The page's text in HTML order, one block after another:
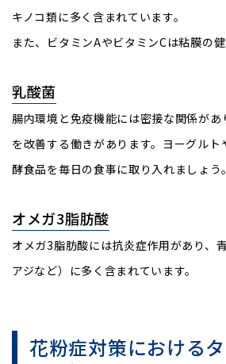
キノコ類に多く含まれています。
また、ビタミンAやビタミンCは粘膜の
乳酸菌
腸内環境と免疫機能には密接な関係が
を改善する働きがあります。ヨーグル
酵食品を毎日の食事に取り入れましょう。
オメガ3脂肪酸
オメガ3脂肪酸には抗炎症作用があり、
アジなど）に多く含まれています。
花粉症対策における